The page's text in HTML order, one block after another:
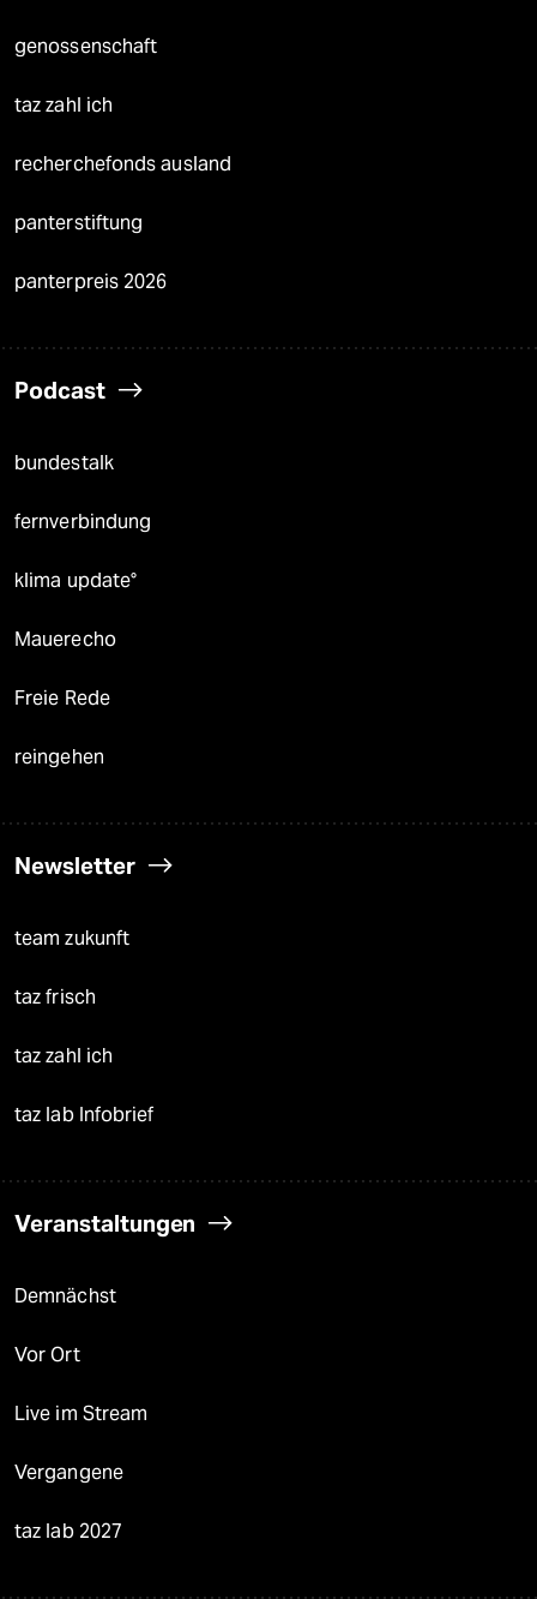
genossenschaft
taz zahl ich
recherchefonds ausland
panterstiftung
panterpreis 2026
Podcast
bundestalk
fernverbindung
klima update°
Mauerecho
Freie Rede
reingehen
Newsletter
team zukunft
taz frisch
taz zahl ich
taz lab Infobrief
Veranstaltungen
Demnächst
Vor Ort
Live im Stream
Vergangene
taz lab 2027